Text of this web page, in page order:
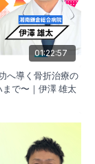
01:22:57
へ導く骨折治療の
で〜｜伊澤 雄太